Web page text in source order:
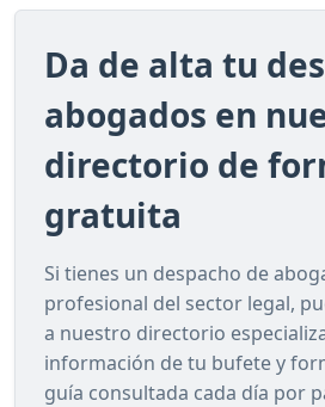
Da de alta tu
abogados en
directorio de
gratuita
Si tienes un despacho de
profesional del sector legal,
a nuestro directorio
información de tu bufete y
guía consultada cada día por